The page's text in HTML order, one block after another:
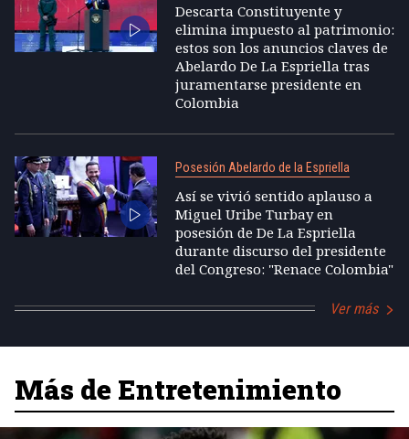
Descarta Constituyente y
elimina impuesto al patrimonio:
estos son los anuncios claves de
Abelardo De La Espriella tras
juramentarse presidente en
Colombia
Posesión Abelardo de la Espriella
Así se vivió sentido aplauso a
Miguel Uribe Turbay en
posesión de De La Espriella
durante discurso del presidente
del Congreso: "Renace Colombia"
Ver más
Más de Entretenimiento